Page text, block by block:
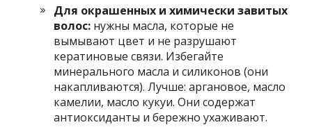
Для окрашенных и химически завитых
волос: нужны масла, которые не
вымывают цвет и не разрушают
кератиновые связи. Избегайте
минерального масла и силиконов (они
накапливаются). Лучше: аргановое, масло
камелии, масло кукуи. Они содержат
антиоксиданты и бережно ухаживают.